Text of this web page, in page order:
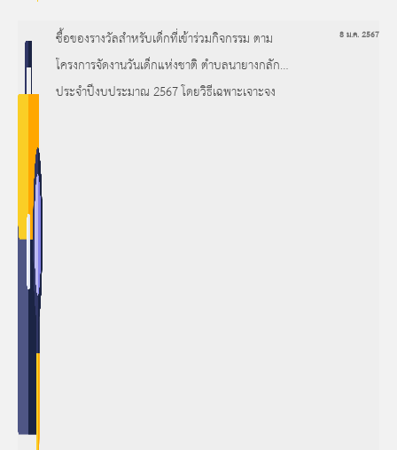
ซื้อของรางวัลสำหรับเด็กที่เข้าร่วมกิจกรรม ตาม
โครงการจัดงานวันเด็กแห่งชาติ ตำบลนายางกลัก
ประจำปีงบประมาณ 2567 โดยวิธีเฉพาะเจาะจง
8 ม.ค. 2567